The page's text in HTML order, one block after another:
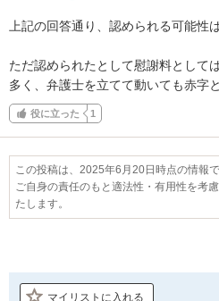
上記の回答通り、認められる可能性
ただ認められたとして慰謝料として
多く、弁護士を立てて動いても赤字
役に立った 1
この投稿は、2025年6月20日時点の情報で
ご自身の責任のもと適法性・有用性を考
たします。
マイリストに入れる